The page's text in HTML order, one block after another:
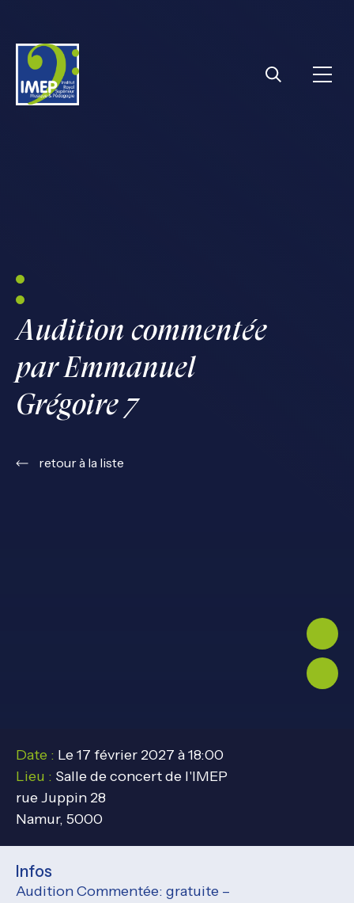
Audition commentée
par Emmanuel
Grégoire 7
retour à la liste
Date : Le 17 février 2027 à 18:00
Lieu : Salle de concert de l'IMEP
rue Juppin 28
Namur, 5000
Infos
Audition Commentée: gratuite –